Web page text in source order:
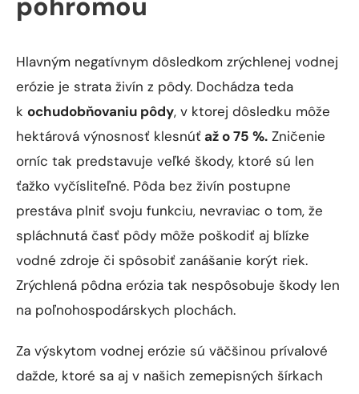
hektárová výnosnosť klesnúť
až o 75 %.
Zničenie
orníc tak predstavuje veľké škody, ktoré sú len
ťažko vyčísliteľné. Pôda bez živín postupne
prestáva plniť svoju funkciu, nevraviac o tom, že
spláchnutá časť pôdy môže poškodiť aj blízke
vodné zdroje či spôsobiť zanášanie korýt riek.
Zrýchlená pôdna erózia tak nespôsobuje škody len
na poľnohospodárskych plochách.
Za výskytom vodnej erózie sú väčšinou prívalové
dažde, ktoré sa aj v našich zemepisných šírkach
objavujú stále častejšie. Veľké výkyvy počasia kedy
sa nadmerné suchá striedajú s krátkodobými
prívalovými zrážkami, vytvárajú ideálne podmienky